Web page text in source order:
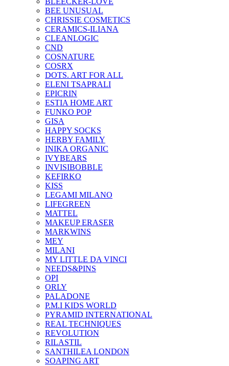
BEE UNUSUAL
CHRISSIE COSMETICS
CERAMICS-ILIANA
CLEANLOGIC
CND
COSNATURE
COSRX
DOTS. ART FOR ALL
ELENI TSAPRALI
EPICRIN
ESTIA HOME ART
FUNKO POP
GISA
HAPPY SOCKS
HERBY FAMILY
INIKA ORGANIC
IVYBEARS
INVISIBOBBLE
KEFIRKO
KISS
LEGAMI MILANO
LIFEGREEN
MATTEL
MAKEUP ERASER
MARKWINS
MEY
MILANI
MY LITTLE DA VINCI
NEEDS&PINS
OPI
ORLY
PALADONE
P.M.I KIDS WORLD
PYRAMID INTERNATIONAL
REAL TECHNIQUES
REVOLUTION
RILASTIL
SANTHILEA LONDON
SOAPING ART